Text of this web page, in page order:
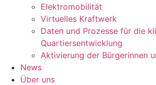
Elektromobilität
Virtuelles Kraftwerk
Daten und Prozesse für die
Quartiersentwicklung
Aktivierung der Bürgerinnen
News
Über uns